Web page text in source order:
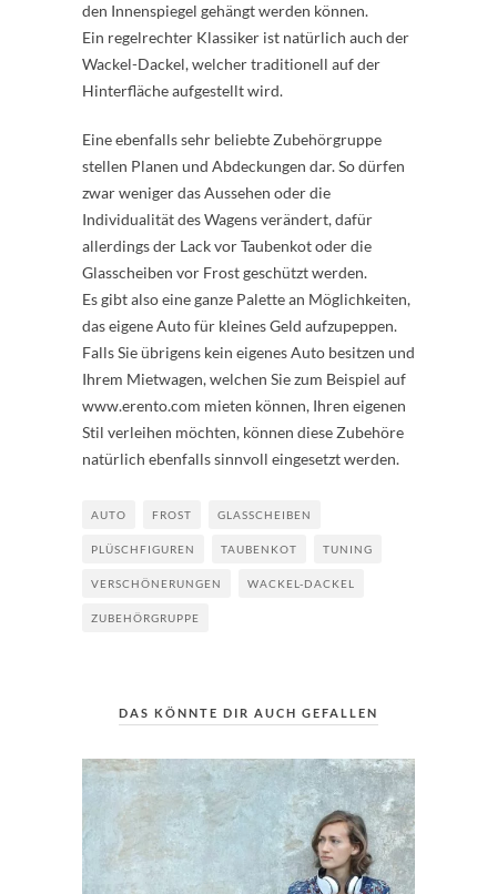
den Innenspiegel gehängt werden können.
Ein regelrechter Klassiker ist natürlich auch der
Wackel-Dackel, welcher traditionell auf der
Hinterfläche aufgestellt wird.
Eine ebenfalls sehr beliebte Zubehörgruppe
stellen Planen und Abdeckungen dar. So dürfen
zwar weniger das Aussehen oder die
Individualität des Wagens verändert, dafür
allerdings der Lack vor Taubenkot oder die
Glasscheiben vor Frost geschützt werden.
Es gibt also eine ganze Palette an Möglichkeiten,
das eigene Auto für kleines Geld aufzupeppen.
Falls Sie übrigens kein eigenes Auto besitzen und
Ihrem Mietwagen, welchen Sie zum Beispiel auf
www.erento.com mieten können, Ihren eigenen
Stil verleihen möchten, können diese Zubehöre
natürlich ebenfalls sinnvoll eingesetzt werden.
AUTO FROST GLASSCHEIBEN
PLÜSCHFIGUREN TAUBENKOT TUNING
VERSCHÖNERUNGEN WACKEL-DACKEL
ZUBEHÖRGRUPPE
DAS KÖNNTE DIR AUCH GEFALLEN